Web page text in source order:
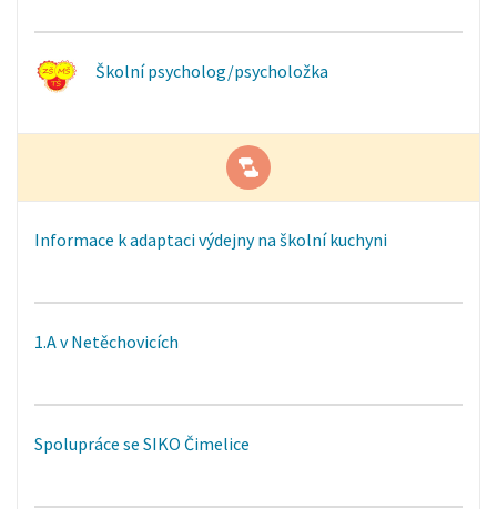
Školní psycholog/psycholožka
Informace k adaptaci výdejny na školní kuchyni
1.A v Netěchovicích
Spolupráce se SIKO Čimelice